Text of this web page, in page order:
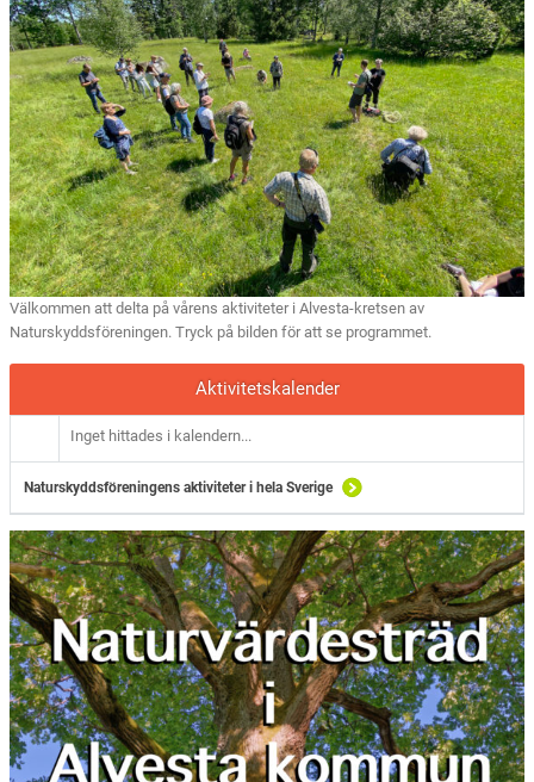
Välkommen att delta på vårens aktiviteter i Alvesta-kretsen av
Naturskyddsföreningen. Tryck på bilden för att se programmet.
Aktivitetskalender
Inget hittades i kalendern...
Naturskyddsföreningens aktiviteter i hela Sverige